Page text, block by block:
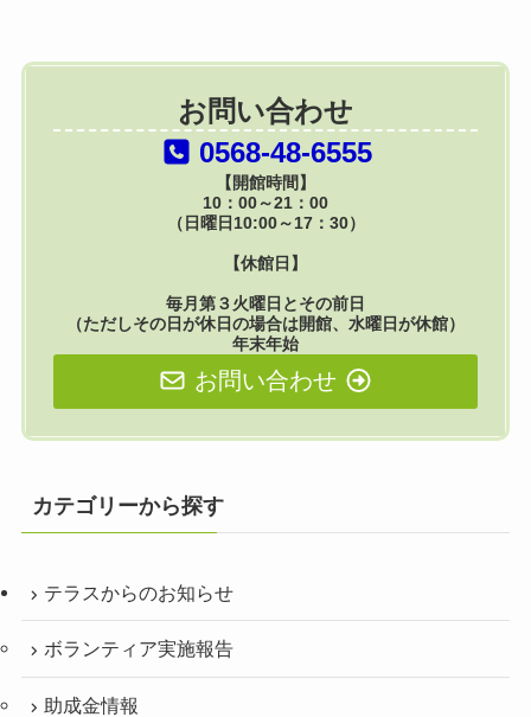
お問い合わせ
0568-48-6555
【開館時間】
10：00～21：00
（日曜日10:00～17：30）
【休館日】
毎月第３火曜日とその前日
（ただしその日が休日の場合は開館、水曜日が休館）
年末年始
お問い合わせ
カテゴリーから探す
テラスからのお知らせ
ボランティア実施報告
助成金情報